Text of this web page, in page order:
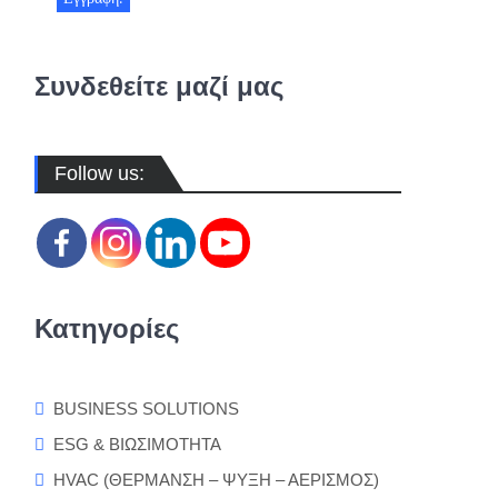
Συνδεθείτε μαζί μας
Follow us:
Κατηγορίες
BUSINESS SOLUTIONS
ESG & ΒΙΩΣΙΜΟΤΗΤΑ
HVAC (ΘΕΡΜΑΝΣΗ – ΨΥΞΗ – ΑΕΡΙΣΜΟΣ)